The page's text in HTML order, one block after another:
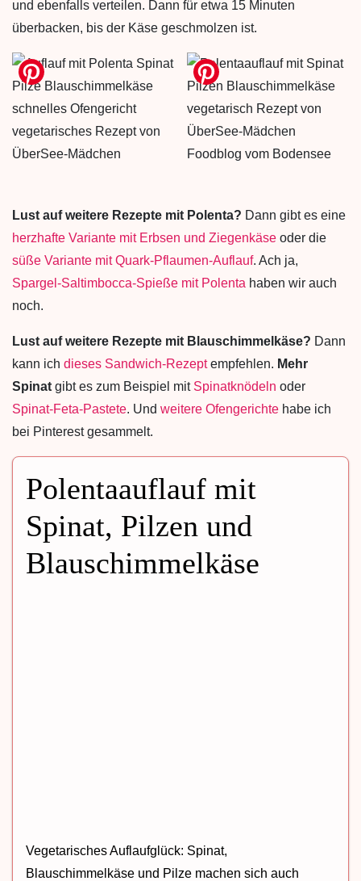
und ebenfalls verteilen. Dann für etwa 15 Minuten
überbacken, bis der Käse geschmolzen ist.
Lust auf weitere Rezepte mit Polenta? Dann gibt es eine
herzhafte Variante mit Erbsen und Ziegenkäse oder die
süße Variante mit Quark-Pflaumen-Auflauf. Ach ja,
Spargel-Saltimbocca-Spieße mit Polenta haben wir auch
noch.
Lust auf weitere Rezepte mit Blauschimmelkäse? Dann
kann ich dieses Sandwich-Rezeptempfehlen. Mehr
Spinat gibt es zum Beispiel mit Spinatknödeln oder
Spinat-Feta-Pastete. Und weitere Ofengerichte habe ich
bei Pinterest gesammelt.
Polentaauflauf mit
Spinat, Pilzen und
Blauschimmelkäse
Vegetarisches Auflaufglück: Spinat,
Blauschimmelkäse und Pilze machen sich auch